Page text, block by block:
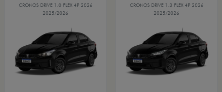
CRONOS DRIVE 1.0 FLEX 4P 2026
2025/2026
CRONOS DRIVE 1.3 FLEX 4P 2026
2025/2026